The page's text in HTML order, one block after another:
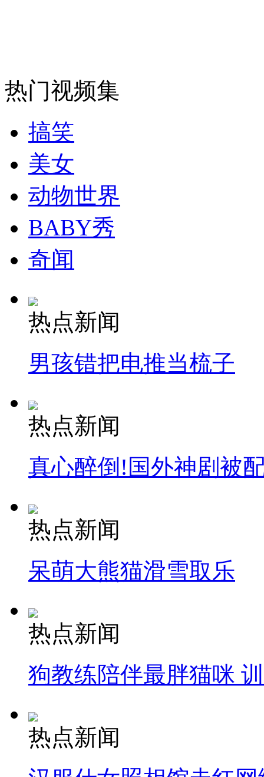
走！跟着总书记去植树
消防员救轻生者
纽约上演“枕头大战”
司机酒驾遇交警 急速倒车逃窜
热门视频集
搞笑
美女
动物世界
BABY秀
奇闻
热点新闻
男孩错把电推当梳子
热点新闻
真心醉倒!国外神剧被
热点新闻
呆萌大熊猫滑雪取乐
热点新闻
狗教练陪伴最胖猫咪
热点新闻